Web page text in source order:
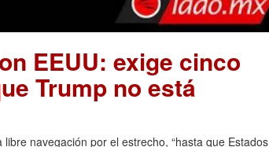
EEUU: exige cinco
Trump no está
navegación por el estrecho, “hasta que Estados